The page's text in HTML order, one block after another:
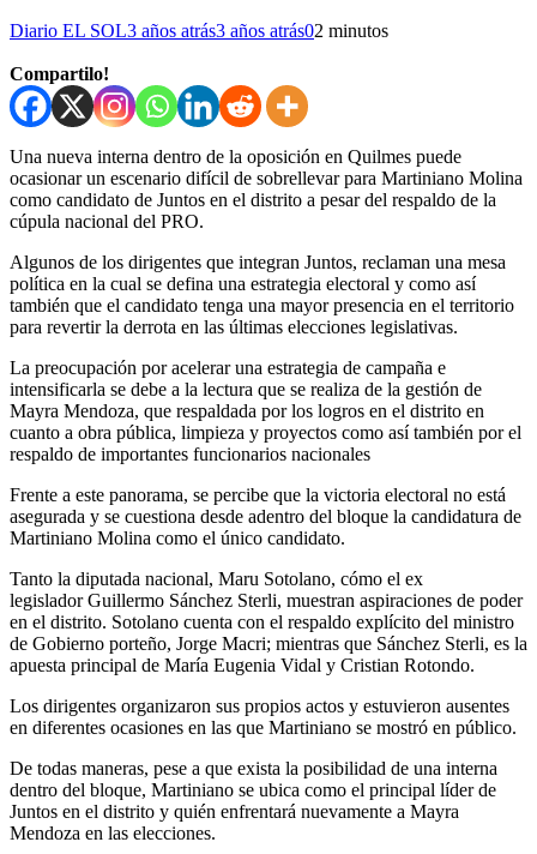
Diario EL SOL3 años atrás3 años atrás02 minutos
Compartilo!
Una nueva interna dentro de la oposición en Quilmes puede
ocasionar un escenario difícil de sobrellevar para Martiniano Molina
como candidato de Juntos en el distrito a pesar del respaldo de la
cúpula nacional del PRO.
Algunos de los dirigentes que integran Juntos, reclaman una mesa
política en la cual se defina una estrategia electoral y como así
también que el candidato tenga una mayor presencia en el territorio
para revertir la derrota en las últimas elecciones legislativas.
La preocupación por acelerar una estrategia de campaña e
intensificarla se debe a la lectura que se realiza de la gestión de
Mayra Mendoza, que respaldada por los logros en el distrito en
cuanto a obra pública, limpieza y proyectos como así también por el
respaldo de importantes funcionarios nacionales
Frente a este panorama, se percibe que la victoria electoral no está
asegurada y se cuestiona desde adentro del bloque la candidatura de
Martiniano Molina como el único candidato.
Tanto la diputada nacional, Maru Sotolano, cómo el ex
legislador Guillermo Sánchez Sterli, muestran aspiraciones de poder
en el distrito. Sotolano cuenta con el respaldo explícito del ministro
de Gobierno porteño, Jorge Macri; mientras que Sánchez Sterli, es la
apuesta principal de María Eugenia Vidal y Cristian Rotondo.
Los dirigentes organizaron sus propios actos y estuvieron ausentes
en diferentes ocasiones en las que Martiniano se mostró en público.
De todas maneras, pese a que exista la posibilidad de una interna
dentro del bloque, Martiniano se ubica como el principal líder de
Juntos en el distrito y quién enfrentará nuevamente a Mayra
Mendoza en las elecciones.